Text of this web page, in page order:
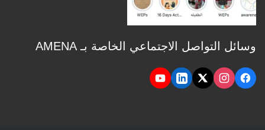
وسائل التواصل الاجتماعي الخاصة بـ AMENA